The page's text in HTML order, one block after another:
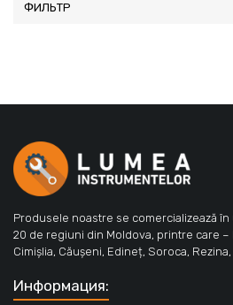
ФИЛЬТР
Produsele noastre se comercializează în
20 de regiuni din Moldova, printre care –
Cimișlia, Căușeni, Edineț, Soroca, Rezina,
Информация: